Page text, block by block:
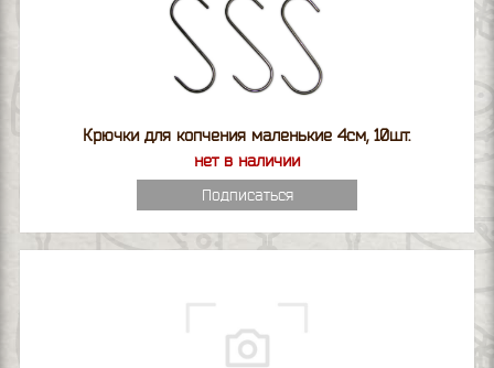
Крючки для копчения маленькие 4см, 10шт.
нет в наличии
Подписаться